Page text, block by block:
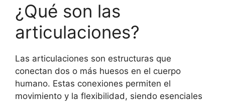
¿Qué son las
articulaciones?
Las articulaciones son estructuras que
conectan dos o más huesos en el cuerpo
humano. Estas conexiones permiten el
movimiento y la flexibilidad, siendo esenciales